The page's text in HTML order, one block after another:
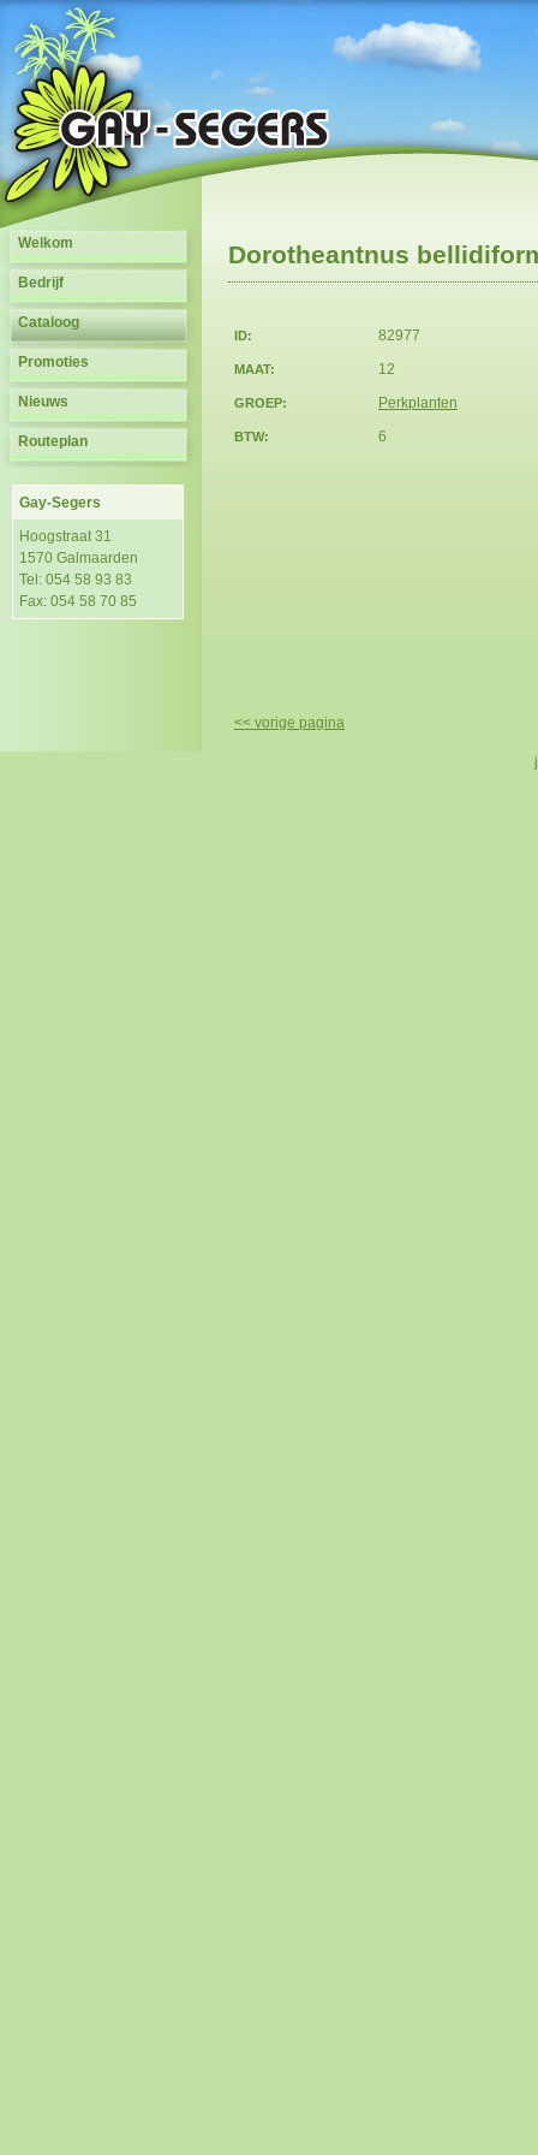
Dorotheantnus
ID: 82977
MAAT: 12
GROEP: Perkplanten
BTW: 6
<< vorige pagina
Welkom
Bedrijf
Cataloog
Promoties
Nieuws
Routeplan
Gay-Segers
Hoogstraat 31
1570 Galmaarden
Tel: 054 58 93 83
Fax: 054 58 70 85